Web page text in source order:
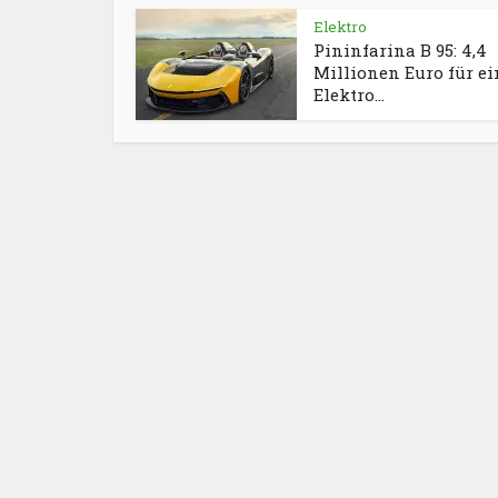
Elektro
Pininfarina B 95: 4,4
Millionen Euro für
Elektro...